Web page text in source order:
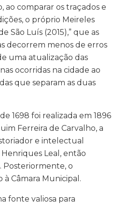
ao comparar os traçados e
o próprio Meireles
São Luís (2015),” que as
decorrem menos de erros
uma atualização das
ocorridas na cidade ao
que separam as duas
1698 foi realizada em 1896
Ferreira de Carvalho, a
e intelectual
Leal, então
Posteriormente, o
Câmara Municipal.
fonte valiosa para